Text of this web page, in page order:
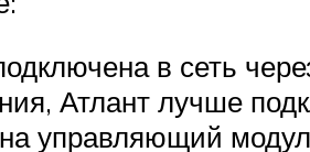
в сеть
Атлант лучше
управляющий